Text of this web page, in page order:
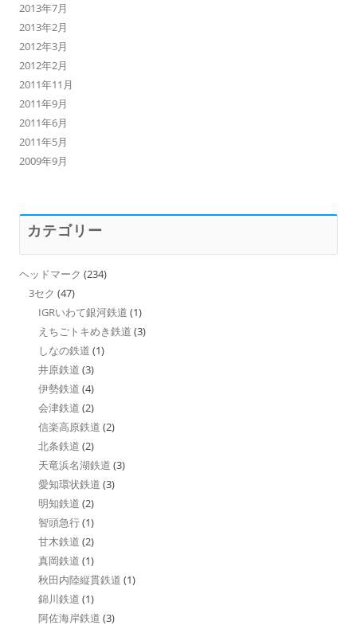
2013年7月
2013年2月
2012年3月
2012年2月
2011年11月
2011年9月
2011年6月
2011年5月
2009年9月
カテゴリー
ヘッドマーク (234)
3セク (47)
IGRいわて銀河鉄道 (1)
えちごトキめき鉄道 (3)
しなの鉄道 (1)
井原鉄道 (3)
伊勢鉄道 (4)
会津鉄道 (2)
信楽高原鉄道 (2)
北条鉄道 (2)
天竜浜名湖鉄道 (3)
愛知環状鉄道 (3)
明知鉄道 (2)
智頭急行(1)
甘木鉄道 (2)
真岡鉄道 (1)
秋田内陸縦貫鉄道 (1)
錦川鉄道 (1)
阿佐海岸鉄道 (3)